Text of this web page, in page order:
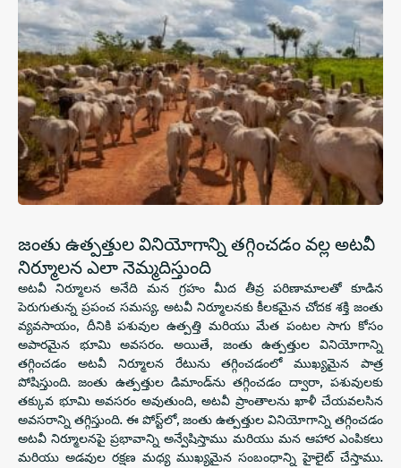
జంతు ఉత్పత్తుల వినియోగాన్ని తగ్గించడం వల్ల అటవీ
నిర్మూలన ఎలా నెమ్మదిస్తుంది
అటవీ నిర్మూలన అనేది మన గ్రహం మీద తీవ్ర పరిణామాలతో కూడిన
పెరుగుతున్న ప్రపంచ సమస్య. అటవీ నిర్మూలనకు కీలకమైన చోదక శక్తి జంతు
వ్యవసాయం, దీనికి పశువుల ఉత్పత్తి మరియు మేత పంటల సాగు కోసం
అపారమైన భూమి అవసరం. అయితే, జంతు ఉత్పత్తుల వినియోగాన్ని
తగ్గించడం అటవీ నిర్మూలన రేటును తగ్గించడంలో ముఖ్యమైన పాత్ర
పోషిస్తుంది. జంతు ఉత్పత్తుల డిమాండ్‌ను తగ్గించడం ద్వారా, పశువులకు
తక్కువ భూమి అవసరం అవుతుంది, అటవీ ప్రాంతాలను ఖాళీ చేయవలసిన
అవసరాన్ని తగ్గిస్తుంది. ఈ పోస్ట్‌లో, జంతు ఉత్పత్తుల వినియోగాన్ని తగ్గించడం
అటవీ నిర్మూలనపై ప్రభావాన్ని అన్వేషిస్తాము మరియు మన ఆహార ఎంపికలు
మరియు అడవుల రక్షణ మధ్య ముఖ్యమైన సంబంధాన్ని హైలైట్ చేస్తాము.